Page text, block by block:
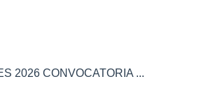
2026 CONVOCATORIA ...